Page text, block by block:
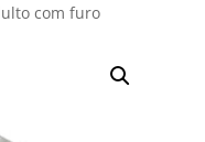
com furo